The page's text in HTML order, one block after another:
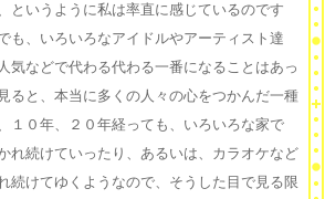
というように私は率直に感じているのです
も、いろいろなアイドルやアーティスト達
気などで代わる代わる一番になることはあっ
ると、本当に多くの人々の心をつかんだ一種
１０年、２０年経っても、いろいろな家で
れ続けていったり、あるいは、カラオケなど
続けてゆくようなので、そうした目で見る限